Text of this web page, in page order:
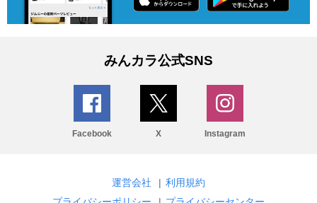
みんカラ公式SNS
Facebook X Instagram
運営会社 | 利用規約